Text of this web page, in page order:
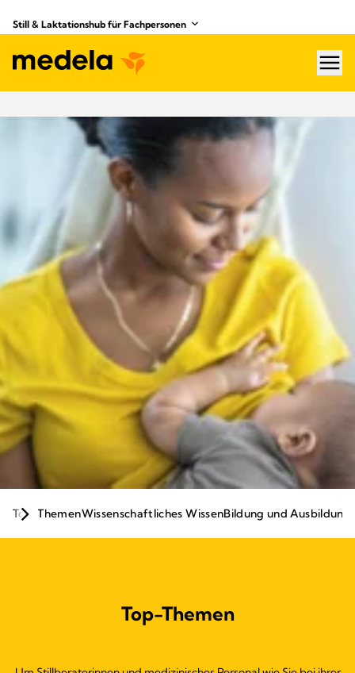
Still & Laktationshub für Fachpersonen
Fachpersonen
Top-ThemenWissenschaftliches WissenBildung und Ausbildung
Top-Themen